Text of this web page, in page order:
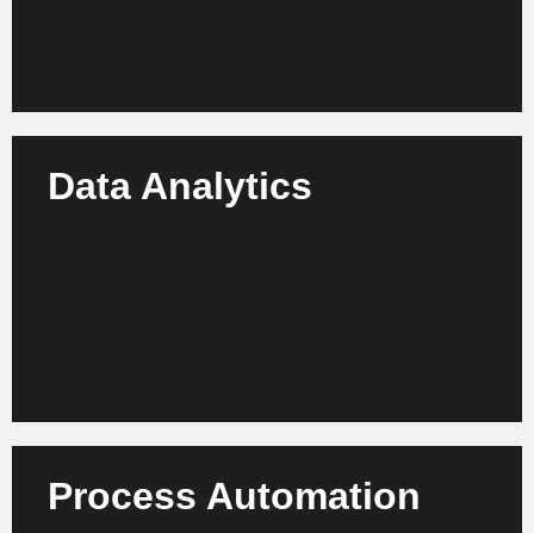
Data Analytics
Process Automation